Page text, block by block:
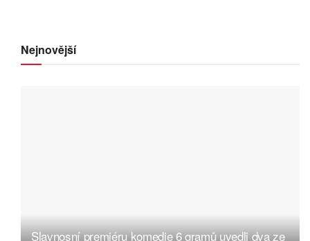
Nejnovější
Slavnosní premiéru komedie 6 gramů uvedli dva ze